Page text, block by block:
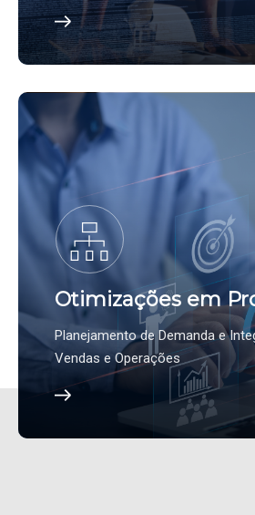
Otimizações em
Planejamento de Demanda e
Vendas e Operações